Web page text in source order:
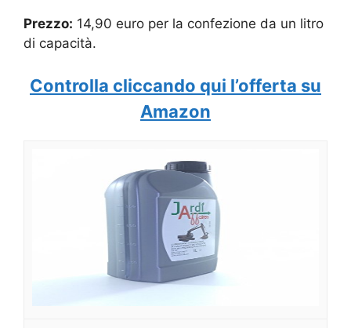
Prezzo: 14,90 euro per la confezione da un litro
di capacità.
Controlla cliccando qui l’offerta su
Amazon